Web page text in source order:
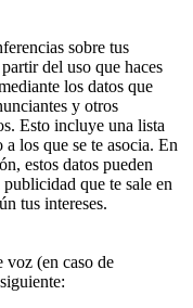
sobre tus
del uso que haces
los datos que
y otros
Esto incluye una lista
a los que se te asocia. En
estos datos pueden
que te sale en
tus intereses.
voz (en caso de